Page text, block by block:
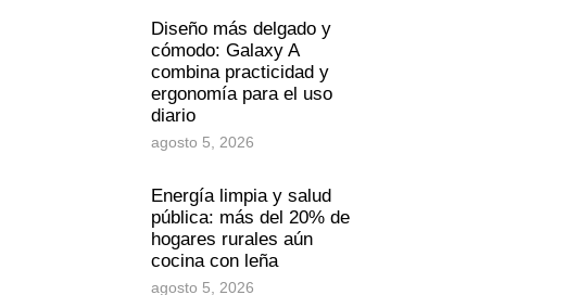
Diseño más delgado y
cómodo: Galaxy A
combina practicidad y
ergonomía para el uso
diario
agosto 5, 2026
Energía limpia y salud
pública: más del 20% de
hogares rurales aún
cocina con leña
agosto 5, 2026